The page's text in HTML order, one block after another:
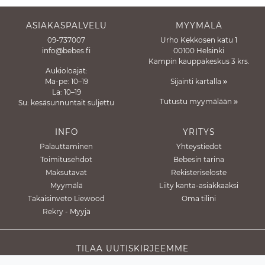
ASIAKASPALVELU
09-737007
info@bebes.fi
Aukioloajat:
Ma-pe: 10–19
La: 10–19
Su: kesäsunnuntait suljettu
MYYMÄLÄ
Urho Kekkosen katu 1
00100 Helsinki
Kampin kauppakeskus 3 krs.
Sijainti kartalla
Tutustu myymälään
INFO
Palauttaminen
Toimitusehdot
Maksutavat
Myymälä
Takaisinveto Liewood
Rekry - Myyjä
YRITYS
Yhteystiedot
Bebesin tarina
Rekisteriseloste
Liity kanta-asiakkaaksi
Oma tilini
TILAA UUTISKIRJEEMME